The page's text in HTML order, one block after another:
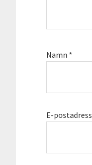
Namn *
E-postadress